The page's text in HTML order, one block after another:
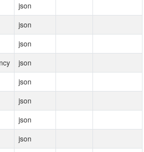
json
json
json
json
json
json
json
json